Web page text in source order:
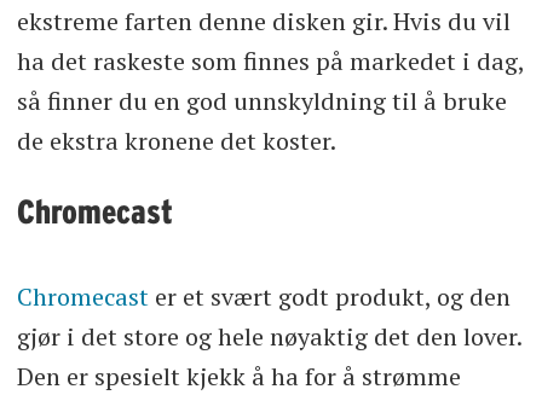
ekstreme farten denne disken gir. Hvis du vil
ha det raskeste som finnes på markedet i dag,
så finner du en god unnskyldning til å bruke
de ekstra kronene det koster.
Chromecast
Chromecaster et svært godt produkt, og den
gjør i det store og hele nøyaktig det den lover.
Den er spesielt kjekk å ha for å strømme